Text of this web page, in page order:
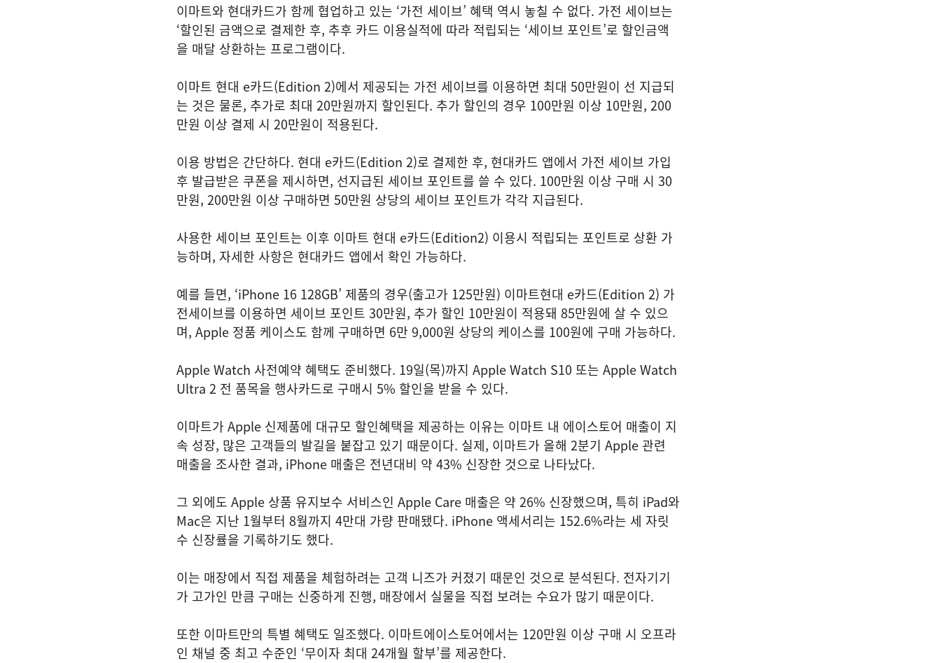
이마트와 현대카드가 함께 협업하고 있는 ‘가전 세이브’ 혜택 역시 놓칠 수 없다. 가전 세이브는
‘할인된 금액으로 결제한 후, 추후 카드 이용실적에 따라 적립되는 ‘세이브 포인트’로 할인금액
을 매달 상환하는 프로그램이다.
이마트 현대 e카드(Edition 2)에서 제공되는 가전 세이브를 이용하면 최대 50만원이 선 지급되
는 것은 물론, 추가로 최대 20만원까지 할인된다. 추가 할인의 경우 100만원 이상 10만원, 200
만원 이상 결제 시 20만원이 적용된다.
이용 방법은 간단하다. 현대 e카드(Edition 2)로 결제한 후, 현대카드 앱에서 가전 세이브 가입
후 발급받은 쿠폰을 제시하면, 선지급된 세이브 포인트를 쓸 수 있다. 100만원 이상 구매 시 30
만원, 200만원 이상 구매하면 50만원 상당의 세이브 포인트가 각각 지급된다.
사용한 세이브 포인트는 이후 이마트 현대 e카드(Edition2) 이용시 적립되는 포인트로 상환 가
능하며, 자세한 사항은 현대카드 앱에서 확인 가능하다.
예를 들면, ‘iPhone 16 128GB’ 제품의 경우(출고가 125만원) 이마트현대 e카드(Edition 2) 가
전세이브를 이용하면 세이브 포인트 30만원, 추가 할인 10만원이 적용돼 85만원에 살 수 있으
며, Apple 정품 케이스도 함께 구매하면 6만 9,000원 상당의 케이스를 100원에 구매 가능하다.
Apple Watch 사전예약 혜택도 준비했다. 19일(목)까지 Apple Watch S10 또는 Apple Watch
Ultra 2 전 품목을 행사카드로 구매시 5% 할인을 받을 수 있다.
이마트가 Apple 신제품에 대규모 할인혜택을 제공하는 이유는 이마트 내 에이스토어 매출이 지
속 성장, 많은 고객들의 발길을 붙잡고 있기 때문이다. 실제, 이마트가 올해 2분기 Apple 관련
매출을 조사한 결과, iPhone 매출은 전년대비 약 43% 신장한 것으로 나타났다.
그 외에도 Apple 상품 유지보수 서비스인 Apple Care 매출은 약 26% 신장했으며, 특히 iPad와
Mac은 지난 1월부터 8월까지 4만대 가량 판매됐다. iPhone 액세서리는 152.6%라는 세 자릿
수 신장률을 기록하기도 했다.
이는 매장에서 직접 제품을 체험하려는 고객 니즈가 커졌기 때문인 것으로 분석된다. 전자기기
가 고가인 만큼 구매는 신중하게 진행, 매장에서 실물을 직접 보려는 수요가 많기 때문이다.
또한 이마트만의 특별 혜택도 일조했다. 이마트에이스토어에서는 120만원 이상 구매 시 오프라
인 채널 중 최고 수준인 ‘무이자 최대 24개월 할부’를 제공한다.